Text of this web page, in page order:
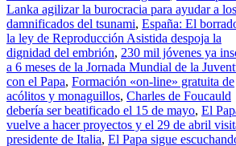
Lanka agilizar la burocracia para ayudar a los
damnificados del tsunami, España: El
la ley de Reproducción Asistida despoja la
dignidad del embrión, 230 mil jóvenes ya
a 6 meses de la Jornada Mundial de la
con el Papa, Formación «on-line» gratuita de
acólitos y monaguillos, Charles de Foucauld
debería ser beatificado el 15 de mayo, El
vuelve a hacer proyectos y el 29 de abril
presidente de Italia, El Papa sigue